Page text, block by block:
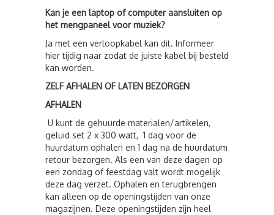
Kan je een laptop of computer aansluiten op
het mengpaneel voor muziek?
Ja met een verloopkabel kan dit. Informeer
hier tijdig naar zodat de juiste kabel bij besteld
kan worden.
ZELF AFHALEN OF LATEN BEZORGEN
AFHALEN
U kunt de gehuurde materialen/artikelen,
geluid set 2 x 300 watt, 1 dag voor de
huurdatum ophalen en 1 dag na de huurdatum
retour bezorgen. Als een van deze dagen op
een zondag of feestdag valt wordt mogelijk
deze dag verzet. Ophalen en terugbrengen
kan alleen op de openingstijden van onze
magazijnen. Deze openingstijden zijn heel